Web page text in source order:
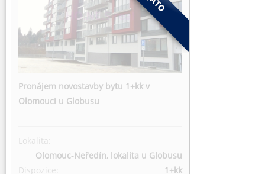
Pronájem novostavby bytu 1+kk v
Olomouci u Globusu
Lokalita:
Olomouc-Neředín, lokalita u Globusu
Dispozice:
1+kk